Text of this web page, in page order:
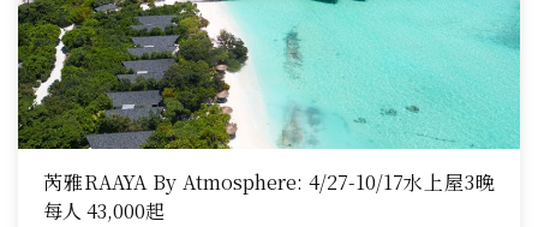
芮雅RAAYA By Atmosphere: 4/27-10/17水上屋3晚
每人 43,000起